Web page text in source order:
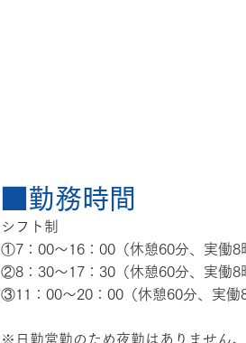
■勤務時間
シフト制
①7：00〜16：00（休憩60分、実働8
②8：30〜17：30（休憩60分、実働8
③11：00〜20：00（休憩60分、実働8
※日勤常勤のため夜勤はありません。